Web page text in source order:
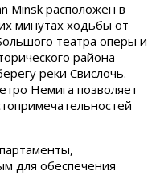
Minsk расположен в
минутах ходьбы от
театра оперы и
района
реки Свислочь.
Немига позволяет
для обеспечения